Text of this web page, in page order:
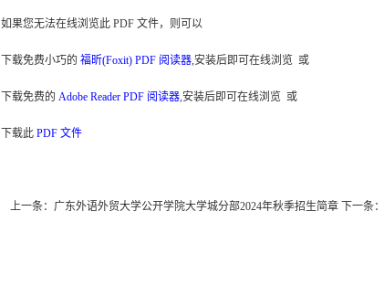
如果您无法在线浏览此 PDF 文件，则可以
下载免费小巧的 福昕(Foxit) PDF 阅读器,安装后即可在线浏览 或
下载免费的 Adobe Reader PDF 阅读器,安装后即可在线浏览 或
下载此 PDF 文件
上一条： 广东外语外贸大学公开学院大学城分部2024年秋季招生简章 下一条：